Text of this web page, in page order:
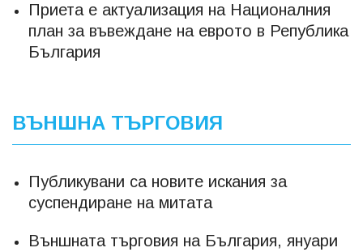
Приета е актуализация на Националния
план за въвеждане на еврото в Република
България
ВЪНШНА ТЪРГОВИЯ
Публикувани са новите искания за
суспендиране на митата
Външната търговия на България, януари